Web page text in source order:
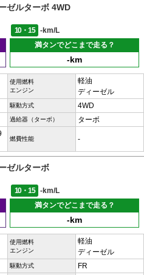
ゼルターボ 4WD
10・15
-km/L
満タンでどこまで走る？
-km
使用燃料
エンジン
軽油
ディーゼル
駆動方式 4WD
過給器（ターボ） ターボ
燃費性能 -
ゼルターボ
10・15
-km/L
満タンでどこまで走る？
-km
使用燃料
エンジン
軽油
ディーゼル
駆動方式 FR